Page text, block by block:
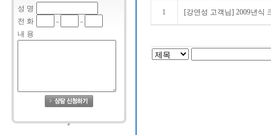
성 명
전 화
-
-
내 용
1 [강연성 고객님] 2009년식